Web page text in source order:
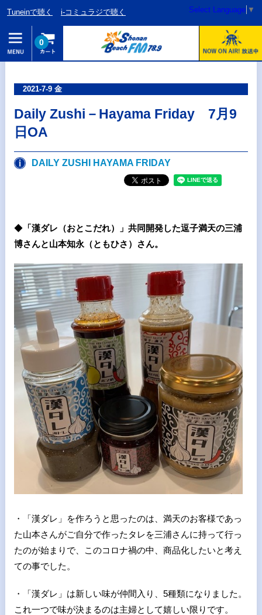
Tuneinで聴く i-コミュラジで聴く Select Language ▼
0
2021-7-9 金
Daily Zushi－Hayama Friday 7月9
日OA
DAILY ZUSHI HAYAMA FRIDAY
◆「漢ダレ（おとこだれ）」共同開発した逗子満天の三浦
博さんと山本知永（ともひさ）さん。
・「漢ダレ」を作ろうと思ったのは、満天のお客様であっ
た山本さんがご自分で作ったタレを三浦さんに持って行っ
たのが始まりで、このコロナ禍の中、商品化したいと考え
ての事でした。
・「漢ダレ」は新しい味が仲間入り、5種類になりました。
これ一つで味が決まるのは主婦として嬉しい限りです。